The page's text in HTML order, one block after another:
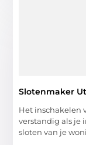
Slotenmaker
Het inschakelen
verstandig als je
sloten van je